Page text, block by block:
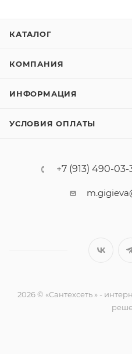
КАТАЛОГ
КОМПАНИЯ
ИНФОРМАЦИЯ
УСЛОВИЯ ОПЛАТЫ
+7 (913) 490-03-
2026 © «Сантехсеть » -